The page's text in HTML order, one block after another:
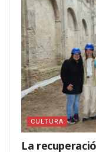
CULTURA
La